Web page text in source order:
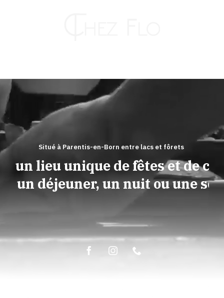
RESTAURANT
TRAITEUR
ÉPICERIE FINE
Situé à Parentis-en-Born entre lacs et fôrets
un lieu unique de fêtes et de
un déjeuner, un nuit ou une